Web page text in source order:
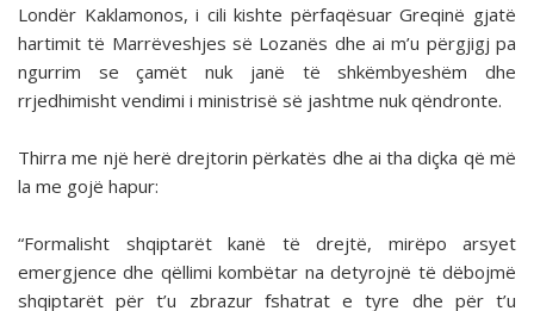
Londër Kaklamonos, i cili kishte përfaqësuar Greqinë gjatë
hartimit të Marrëveshjes së Lozanës dhe ai m’u përgjigj pa
ngurrim se çamët nuk janë të shkëmbyeshëm dhe
rrjedhimisht vendimi i ministrisë së jashtme nuk qëndronte.
Thirra me një herë drejtorin përkatës dhe ai tha diçka që më
la me gojë hapur:
“Formalisht shqiptarët kanë të drejtë, mirëpo arsyet
emergjence dhe qëllimi kombëtar na detyrojnë të dëbojmë
shqiptarët për t’u zbrazur fshatrat e tyre dhe për t’u